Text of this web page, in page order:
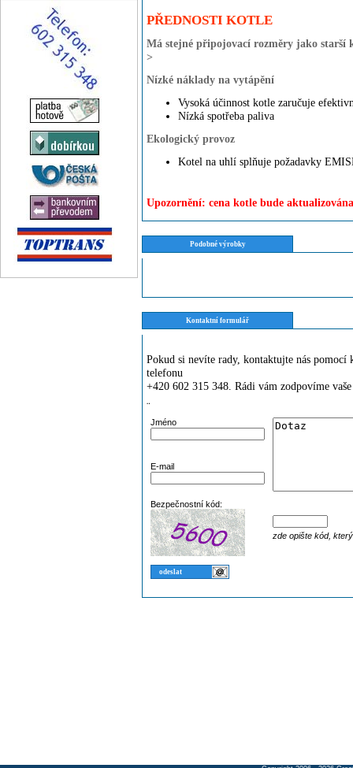
PŘEDNOSTI KOTLE
Má stejné připojovací rozměry jako starší
>
Nízké náklady na vytápění
Vysoká účinnost kotle zaručuje
Nízká spotřeba paliva
Ekologický provoz
Kotel na uhlí splňuje požadavky
Upozornění: cena kotle bude
Podobné výrobky
Kontaktní formulář
Pokud si nevíte rady, kontaktujte nás
telefonu
+420 602 315 348. Rádi vám zodpovíme
¨
Jméno
E-mail
Bezpečnostní kód:
zde opište kód,